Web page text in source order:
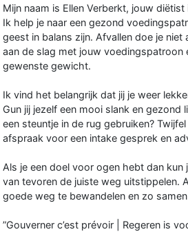
Mijn naam is Ellen Verberkt, jouw diëtist
Ik help je naar een gezond
geest in balans zijn. Afvallen doe je niet
aan de slag met jouw voedingspatroon
gewenste gewicht.
Ik vind het belangrijk dat jij je weer
Gun jij jezelf een mooi slank en gezond
een steuntje in de rug gebruiken?
afspraak voor een intake gesprek en
Als je een doel voor ogen hebt dan kun
van tevoren de juiste weg uitstippelen.
goede weg te bewandelen en zo
”Gouverner c’est prévoir | Regeren is